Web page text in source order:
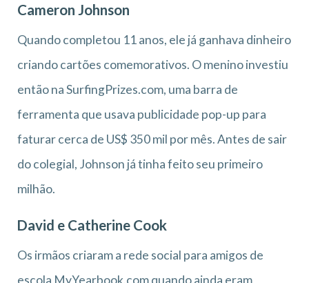
Cameron Johnson
Quando completou 11 anos, ele já ganhava dinheiro
criando cartões comemorativos. O menino investiu
então na SurfingPrizes.com, uma barra de
ferramenta que usava publicidade pop-up para
faturar cerca de US$ 350 mil por mês. Antes de sair
do colegial, Johnson já tinha feito seu primeiro
milhão.
David e Catherine Cook
Os irmãos criaram a rede social para amigos de
escola MyYearbook.com quando ainda eram